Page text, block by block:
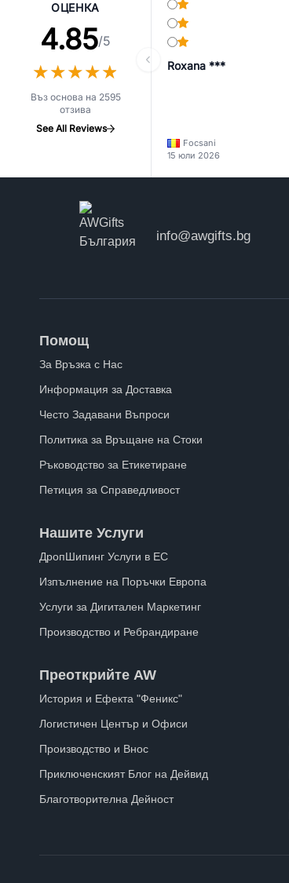
ОЦЕНКА
4.85/5
★★★★★
★★★★★
Въз основа на 2595
отзива
See All Reviews
Roxana ***
Focsani
15 юли 2026
info@awgifts.bg
Помощ
За Връзка с Нас
Информация за Доставка
Често Задавани Въпроси
Политика за Връщане на Стоки
Ръководство за Етикетиране
Петиция за Справедливост
Нашите Услуги
ДропШипинг Услуги в ЕС
Изпълнение на Поръчки Европа
Услуги за Дигитален Маркетинг
Производство и Ребрандиране
Преоткрийте AW
История и Ефекта "Феникс"
Логистичен Център и Офиси
Производство и Внос
Приключенският Блог на Дейвид
Благотворителна Дейност